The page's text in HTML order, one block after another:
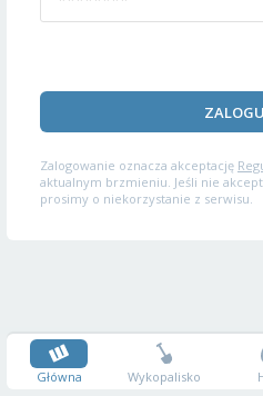
Zalogowanie oznacza akceptację
aktualnym brzmieniu. Jeśli nie
prosimy o niekorzystanie z serwisu.
Główna Wykopalisko